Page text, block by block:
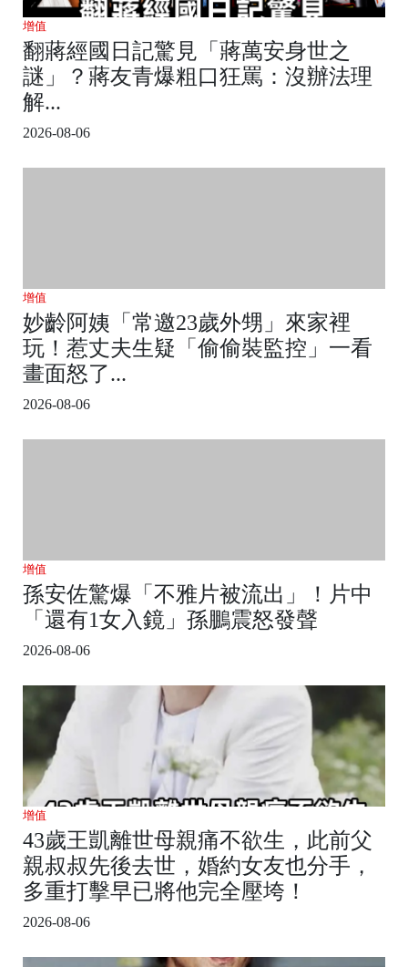
增值
翻蔣經國日記驚見「蔣萬安身世之
謎」？蔣友青爆粗口狂罵：沒辦法理
解...
2026-08-06
增值
妙齡阿姨「常邀23歲外甥」來家裡
玩！惹丈夫生疑「偷偷裝監控」一看
畫面怒了...
2026-08-06
增值
孫安佐驚爆「不雅片被流出」！片中
「還有1女入鏡」孫鵬震怒發聲
2026-08-06
增值
43歲王凱離世母親痛不欲生，此前父
親叔叔先後去世，婚約女友也分手，
多重打擊早已將他完全壓垮！
2026-08-06